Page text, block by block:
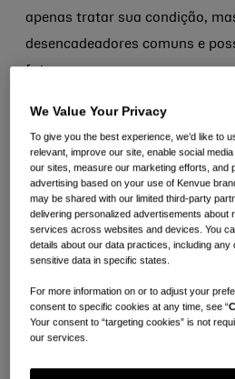
apenas tratar sua condição,
desencadeadores comuns e
futuro.
No Kenvue, estudamos a fundo
compartilhamos dicas e
acalmar sua pele e obter o
O que é dermatite?
Dermatite é simplesmente
coceira, ressecada ou
causando inchaço e
atópico, seborreico e de contato.
We Value Your Privacy
To give you the best experience, we’d like to
relevant, improve our site, enable social
our sites, measure our marketing efforts, and
advertising based on your use of Kenvue
may be shared with our limited third-party
delivering personalized advertisements about
services across websites and devices. You
details about our data practices, including
sensitive data in specific states.
For more information on or to adjust your
consent to specific cookies at any time, see “
Your consent to “targeting cookies” is not
our services.